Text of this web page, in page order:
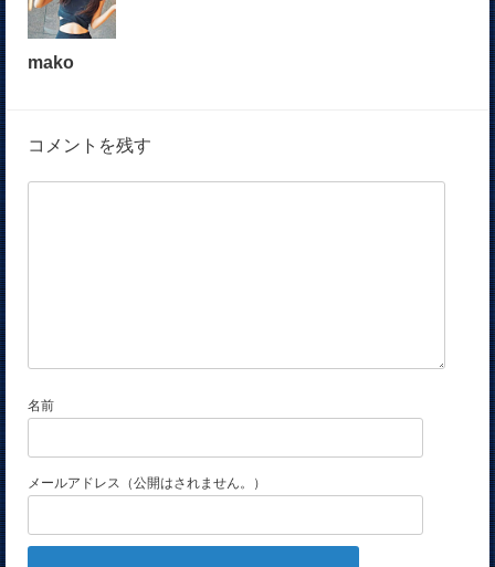
mako
コメントを残す
名前
メールアドレス（公開はされません。）